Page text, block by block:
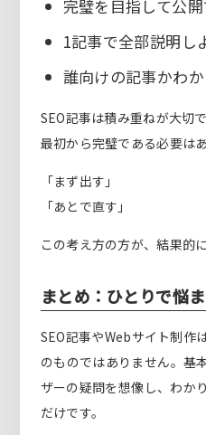
完璧を目指して公
1記事で全部説明し
誰向けの記事かわ
SEO記事は積み重ねが大切で
最初から完璧である必要は
「まず出す」
「あとで直す」
この考え方の方が、結果的
まとめ：ひとりで悩
SEO記事やWebサイト制作
のものではありません。基
ザーの疑問を想像し、わか
だけです。